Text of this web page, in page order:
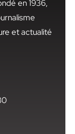
en 1936,
et actualité